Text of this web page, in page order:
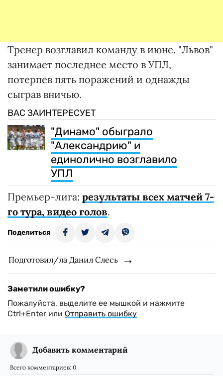
Тренер возглавил команду в июне. "Львов"
занимает последнее место в УПЛ,
потерпев пять поражений и однажды
сыграв вничью.
ВАС ЗАИНТЕРЕСУЕТ
"Динамо" обыграло
"Александрию" и
единолично возглавило
УПЛ
Премьер-лига: результаты всех матчей 7-
го тура, видео голов.
Поделиться
Подготовил/ла Данил Слесь
Заметили ошибку?
Пожалуйста, выделите ее мышкой и нажмите
Ctrl+Enter или Отправить ошибку
Добавить комментарий
Всего комментариев: 0